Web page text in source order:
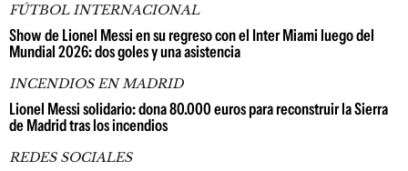
FÚTBOL INTERNACIONAL
Show de Lionel Messi en su regreso con el Inter Miami luego del
Mundial 2026: dos goles y una asistencia
INCENDIOS EN MADRID
Lionel Messi solidario: dona 80.000 euros para reconstruir la Sierra
de Madrid tras los incendios
REDES SOCIALES